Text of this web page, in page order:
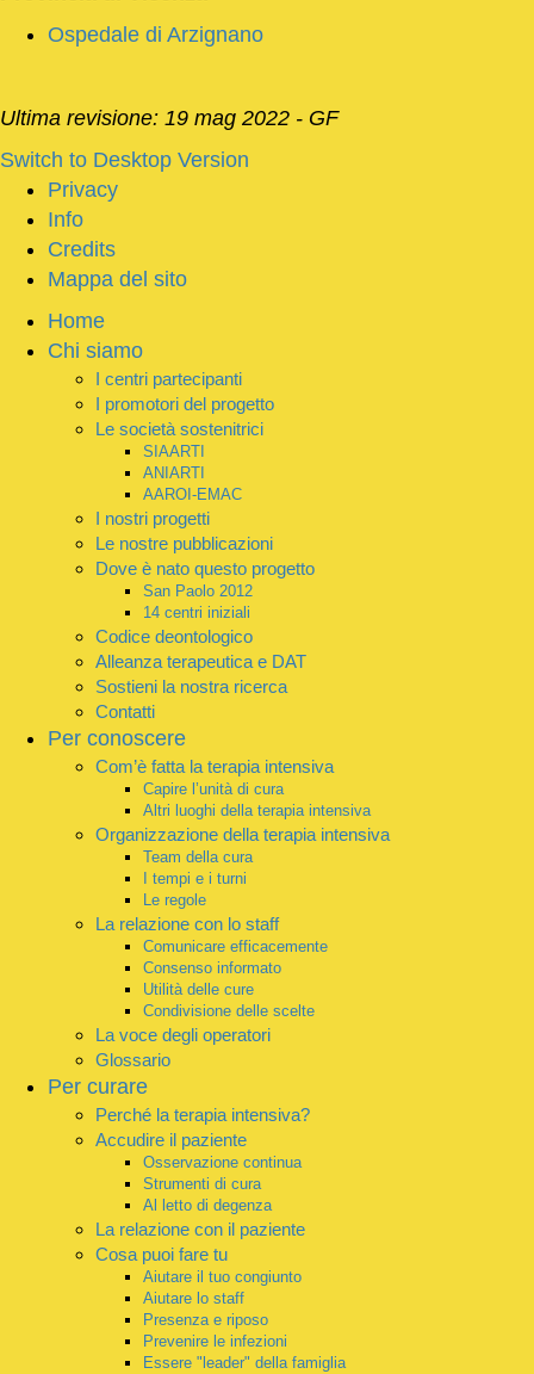
Ospedale di Arzignano
Ultima revisione: 19 mag 2022 - GF
Switch to Desktop Version
Privacy
Info
Credits
Mappa del sito
Home
Chi siamo
I centri partecipanti
I promotori del progetto
Le società sostenitrici
SIAARTI
ANIARTI
AAROI-EMAC
I nostri progetti
Le nostre pubblicazioni
Dove è nato questo progetto
San Paolo 2012
14 centri iniziali
Codice deontologico
Alleanza terapeutica e DAT
Sostieni la nostra ricerca
Contatti
Per conoscere
Com’è fatta la terapia intensiva
Capire l’unità di cura
Altri luoghi della terapia intensiva
Organizzazione della terapia intensiva
Team della cura
I tempi e i turni
Le regole
La relazione con lo staff
Comunicare efficacemente
Consenso informato
Utilità delle cure
Condivisione delle scelte
La voce degli operatori
Glossario
Per curare
Perché la terapia intensiva?
Accudire il paziente
Osservazione continua
Strumenti di cura
Al letto di degenza
La relazione con il paziente
Cosa puoi fare tu
Aiutare il tuo congiunto
Aiutare lo staff
Presenza e riposo
Prevenire le infezioni
Essere "leader" della famiglia